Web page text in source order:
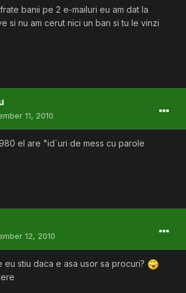
banii pe 2 e-mailuri eu am dat la
si nu am cerut nici un ban si tu le vinzi
11, 2010
el are "id`uri de mess cu parole
12, 2010
eu stiu daca e asa usor sa procuri?